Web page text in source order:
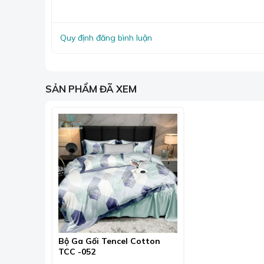
Quy định đăng bình luận
SẢN PHẨM ĐÃ XEM
Bộ Ga Gối Tencel Cotton
TCC -052